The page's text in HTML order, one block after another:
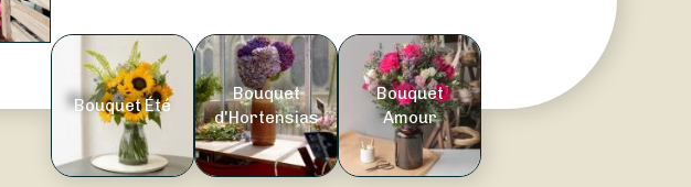
Bouquet Été
Bouquet
d'Hortensias
Bouquet
Amour